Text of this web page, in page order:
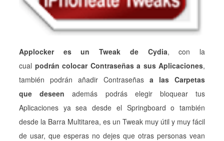
Applocker es un Tweak de Cydia, con la
cual podrán colocar Contraseñas a sus Aplicaciones,
también podrán añadir Contraseñas a las Carpetas
que deseenademás podrás elegir bloquear tus
Aplicaciones ya sea desde el Springboard o también
desde la Barra Multitarea, es un Tweak muy útil y muy fácil
de usar, que esperas no dejes que otras personas vean